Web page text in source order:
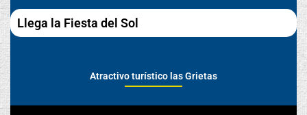
Llega la Fiesta del Sol
Atractivo turístico las Grietas